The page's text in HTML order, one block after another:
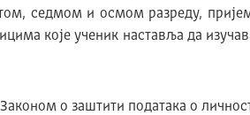
седмом и осмом разреду,
које ученик наставља да
о заштити података о